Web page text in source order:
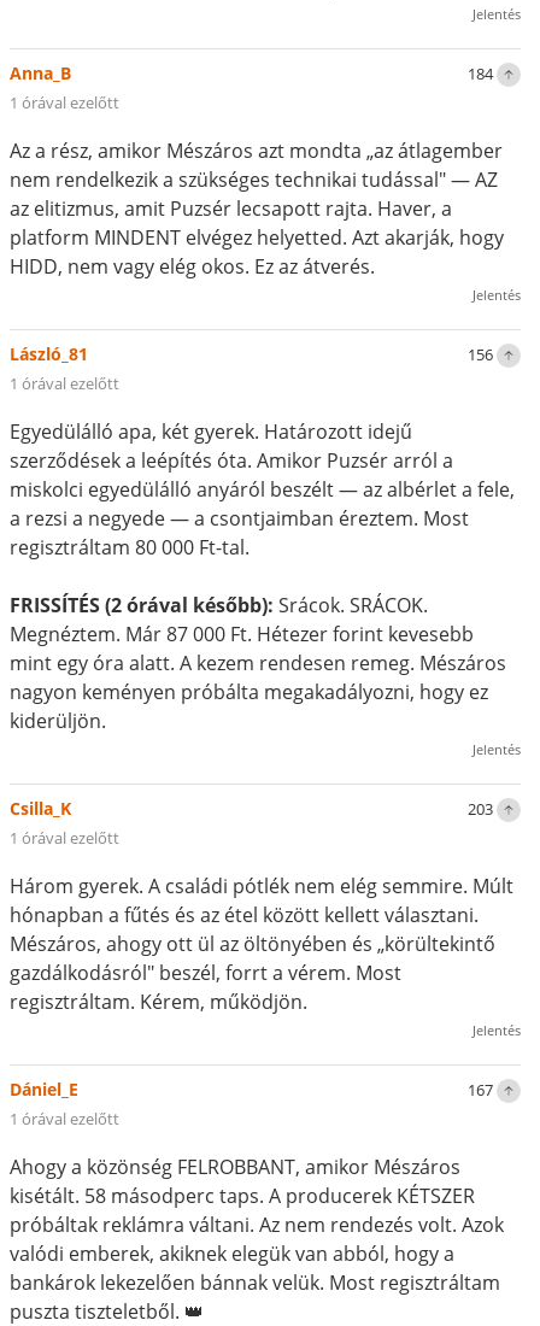
Jelentés
184
Anna_B
1 órával ezelőtt
Az a rész, amikor Mészáros azt mondta „az átlagember
nem rendelkezik a szükséges technikai tudással" — AZ
az elitizmus, amit Puzsér lecsapott rajta. Haver, a
platform MINDENT elvégez helyetted. Azt akarják, hogy
HIDD, nem vagy elég okos. Ez az átverés.
Jelentés
156
László_81
1 órával ezelőtt
Egyedülálló apa, két gyerek. Határozott idejű
szerződések a leépítés óta. Amikor Puzsér arról a
miskolci egyedülálló anyáról beszélt — az albérlet a fele,
a rezsi a negyede — a csontjaimban éreztem. Most
regisztráltam 80 000 Ft-tal.
FRISSÍTÉS (2 órával később): Srácok. SRÁCOK.
Megnéztem. Már 87 000 Ft. Hétezer forint kevesebb
mint egy óra alatt. A kezem rendesen remeg. Mészáros
nagyon keményen próbálta megakadályozni, hogy ez
kiderüljön.
Jelentés
203
Csilla_K
1 órával ezelőtt
Három gyerek. A családi pótlék nem elég semmire. Múlt
hónapban a fűtés és az étel között kellett választani.
Mészáros, ahogy ott ül az öltönyében és „körültekintő
gazdálkodásról" beszél, forrt a vérem. Most
regisztráltam. Kérem, működjön.
Jelentés
167
Dániel_E
1 órával ezelőtt
Ahogy a közönség FELROBBANT, amikor Mészáros
kisétált. 58 másodperc taps. A producerek KÉTSZER
próbáltak reklámra váltani. Az nem rendezés volt. Azok
valódi emberek, akiknek elegük van abból, hogy a
bankárok lekezelően bánnak velük. Most regisztráltam
puszta tiszteletből. 👑